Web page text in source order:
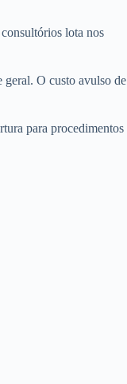
lota nos
geral. O custo avulso de
para procedimentos